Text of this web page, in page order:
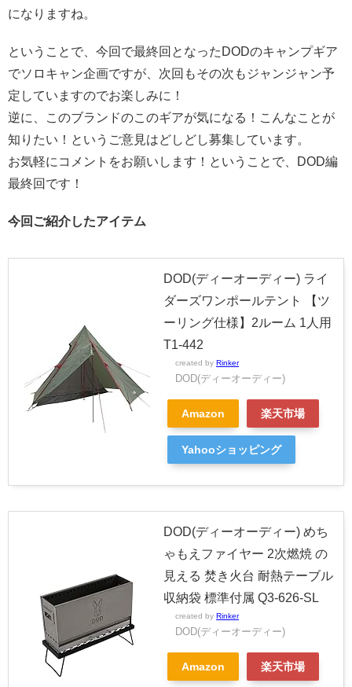
になりますね。
ということで、今回で最終回となったDODのキャンプギア
でソロキャン企画ですが、次回もその次もジャンジャン予
定していますのでお楽しみに！
逆に、このブランドのこのギアが気になる！こんなことが
知りたい！というご意見はどしどし募集しています。
お気軽にコメントをお願いします！ということで、DOD編
最終回です！
今回ご紹介したアイテム
DOD(ディーオーディー) ライ
ダーズワンポールテント 【ツ
ーリング仕様】2ルーム 1人用
T1-442
created by Rinker
DOD(ディーオーディー)
Amazon 楽天市場
Yahooショッピング
DOD(ディーオーディー) めち
ゃもえファイヤー 2次燃焼 の
見える 焚き火台 耐熱テーブル
収納袋 標準付属 Q3-626-SL
created by Rinker
DOD(ディーオーディー)
Amazon 楽天市場